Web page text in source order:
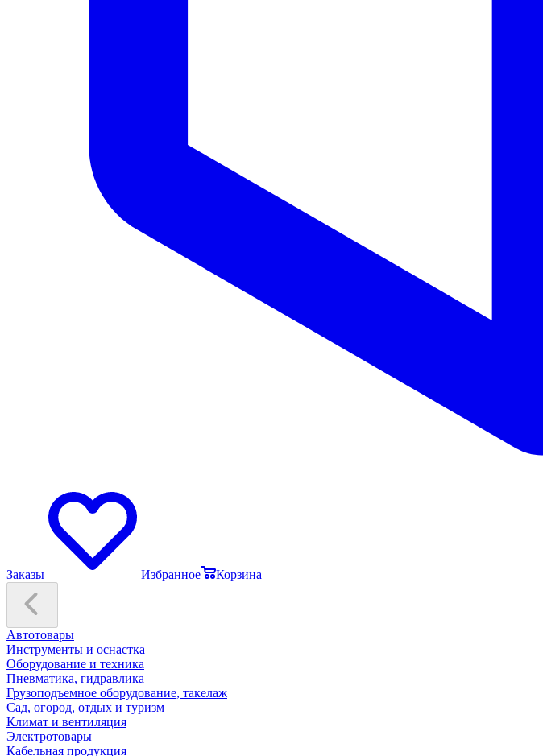
Заказы Избранное Корзина
Автотовары
Инструменты и оснастка
Оборудование и техника
Пневматика, гидравлика
Грузоподъемное оборудование, такелаж
Сад, огород, отдых и туризм
Климат и вентиляция
Электротовары
Кабельная продукция